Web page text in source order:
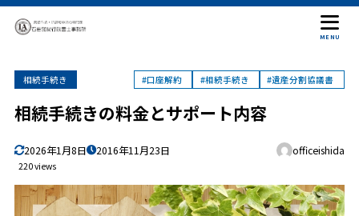
MENU
相続手続き #口座解約 #相続手続き #遺産分割協議書
相続手続きの料金とサポート内容
2026年1月8日 2016年11月23日 officeishida
220 views
目次
1 相続について
2 相続手続きは誰でもできるが・・・
2.2
3 相続には期限がある